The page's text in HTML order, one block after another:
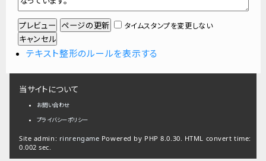
タイムスタンプを変更しない
テキスト整形のルールを表示する
当サイトについて
お問い合わせ
プライバシーポリシー
Site admin: rinrengame Powered by PHP 8.0.30. HTML convert time:
0.002 sec.